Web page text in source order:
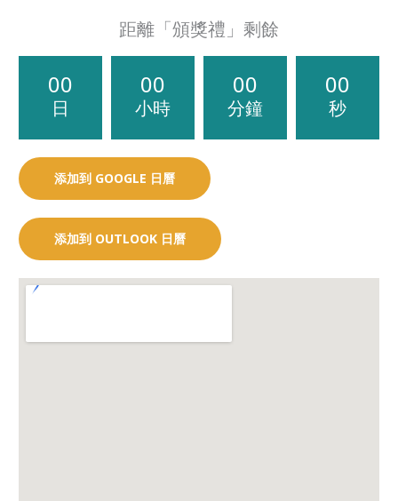
距離「頒獎禮」剩餘
00
日
00
小時
00
分鐘
00
秒
添加到 GOOGLE 日曆
添加到 OUTLOOK 日曆